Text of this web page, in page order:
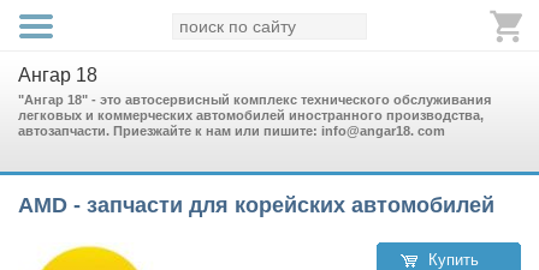
Ангар 18
"Ангар 18" - это автосервисный комплекс технического обслуживания
легковых и коммерческих автомобилей иностранного производства,
автозапчасти. Приезжайте к нам или пишите: info@angar18. com
AMD - запчасти для корейских автомобилей
Купить